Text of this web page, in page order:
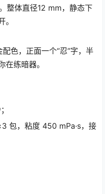
整体直径12 mm，静态下
色，正面一个“忍”字，半
在练暗器。
包，粘度 450 mPa·s，接